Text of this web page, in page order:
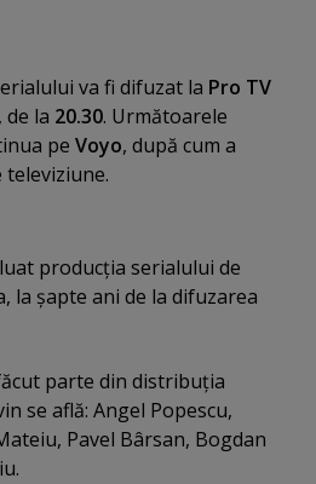
va fi difuzat la Pro TV
de la 20.30. Următoarele
pe Voyo, după cum a
producţia serialului de
la şapte ani de la difuzarea
parte din distribuţia
se află: Angel Popescu,
Pavel Bârsan, Bogdan